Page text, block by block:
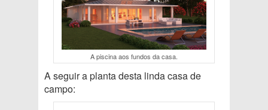
A piscina aos fundos da casa.
A seguir a planta desta linda casa de
campo: